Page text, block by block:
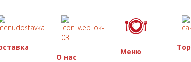
О нас
Меню